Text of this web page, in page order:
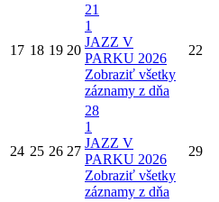
17 18 19 20
21
1
JAZZ V
PARKU 2026
Zobraziť všetky
záznamy z dňa
22
24 25 26 27
28
1
JAZZ V
PARKU 2026
Zobraziť všetky
záznamy z dňa
29